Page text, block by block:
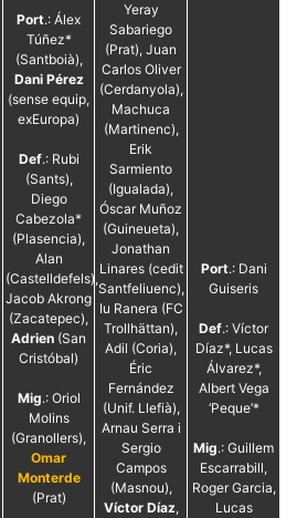
Port.: Álex
Túñez*
(Santboià),
Dani Pérez
(sense equip,
exEuropa)
Def.: Rubi
(Sants),
Diego
Cabezola*
(Plasencia),
Alan
(Castelldefels),
Jacob Akrong
(Zacatepec),
Adrien (San
Cristóbal)
Mig.: Oriol
Molins
(Granollers),
Omar
Monterde
(Prat)
Yeray
Sabariego
(Prat), Juan
Carlos Oliver
(Cerdanyola),
Machuca
(Martinenc),
Erik
Sarmiento
(Igualada),
Óscar Muñoz
(Guineueta),
Jonathan
Linares (cedit
Santfeliuenc),
Iu Ranera (FC
Trollhättan),
Adil (Coria),
Éric
Fernández
(Unif. Llefià),
Arnau Serra i
Sergio
Campos
(Masnou),
Víctor Díaz,
Port.: Dani
Guiseris
Def.: Víctor
Díaz*, Lucas
Álvarez*,
Albert Vega
‘Peque’*
Mig.: Guillem
Escarrabill,
Roger Garcia,
Lucas